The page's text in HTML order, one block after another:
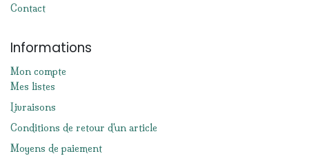
Contact
Informations
Mon compte
Mes listes
Livraisons
Conditions de retour d'un article
Moyens de paiement